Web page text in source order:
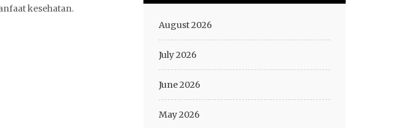
kesehatan.
August 2026
July 2026
June 2026
May 2026